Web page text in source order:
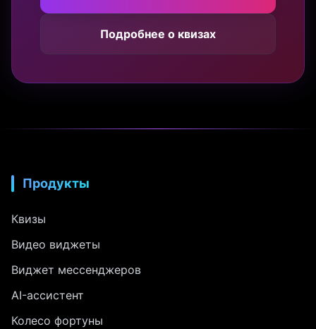
Подробнее о квизах
Продукты
Квизы
Видео виджеты
Виджет мессенджеров
AI-ассистент
Колесо фортуны